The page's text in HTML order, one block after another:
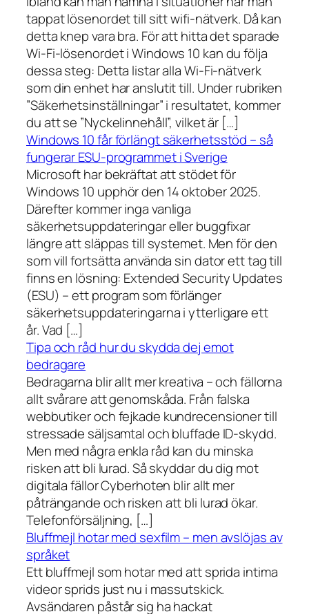
tappat lösenordet till sitt wifi-nätverk. Då kan
detta knep vara bra. För att hitta det sparade
Wi-Fi-lösenordet i Windows 10 kan du följa
dessa steg: Detta listar alla Wi-Fi-nätverk
som din enhet har anslutit till. Under rubriken
”Säkerhetsinställningar” i resultatet, kommer
du att se ”Nyckelinnehåll”, vilket är […]
Windows 10 får förlängt säkerhetsstöd – så
fungerar ESU-programmet i Sverige
Microsoft har bekräftat att stödet för
Windows 10 upphör den 14 oktober 2025.
Därefter kommer inga vanliga
säkerhetsuppdateringar eller buggfixar
längre att släppas till systemet. Men för den
som vill fortsätta använda sin dator ett tag till
finns en lösning: Extended Security Updates
(ESU) – ett program som förlänger
säkerhetsuppdateringarna i ytterligare ett
år. Vad […]
Tipa och råd hur du skydda dej emot
bedragare
Bedragarna blir allt mer kreativa – och fällorna
allt svårare att genomskåda. Från falska
webbutiker och fejkade kundrecensioner till
stressade säljsamtal och bluffade ID-skydd.
Men med några enkla råd kan du minska
risken att bli lurad. Så skyddar du dig mot
digitala fällor Cyberhoten blir allt mer
påträngande och risken att bli lurad ökar.
Telefonförsäljning, […]
Bluffmejl hotar med sexfilm – men avslöjas av
språket
Ett bluffmejl som hotar med att sprida intima
videor sprids just nu i massutskick.
Avsändaren påstår sig ha hackat